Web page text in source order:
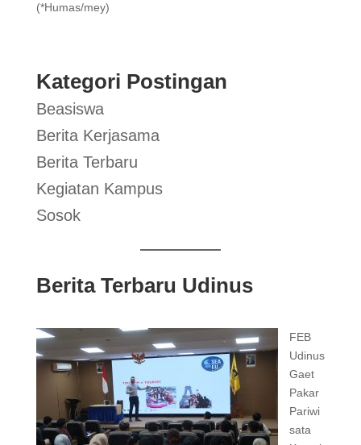
(*Humas/mey)
Kategori Postingan
Beasiswa
Berita Kerjasama
Berita Terbaru
Kegiatan Kampus
Sosok
Berita Terbaru Udinus
FEB
Udinus
Gaet
Pakar
Pariwi
sata